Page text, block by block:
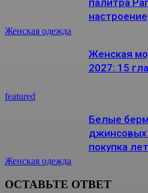
Женская одежда
палитра
настроение
featured
Женская
2027: 15
Женская одежда
Белые
джинсовых
покупка
ОСТАВЬТЕ ОТВЕТ